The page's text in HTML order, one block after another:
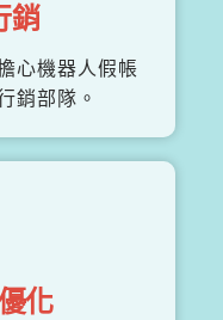
銷
心機器人假帳
銷部隊。
化